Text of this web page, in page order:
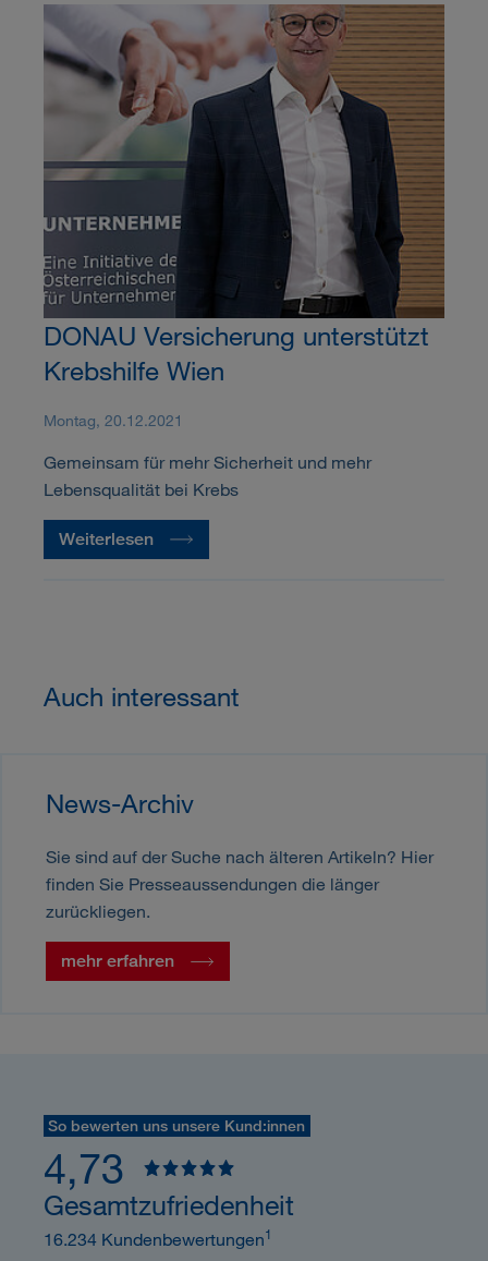
DONAU Versicherung unterstützt
Krebshilfe Wien
Montag, 20.12.2021
Gemeinsam für mehr Sicherheit und mehr
Lebensqualität bei Krebs
Weiterlesen
Auch interessant
News-Archiv
Sie sind auf der Suche nach älteren Artikeln? Hier
finden Sie Presseaussendungen die länger
zurückliegen.
mehr erfahren
So bewerten uns unsere Kund:innen
4,73
Gesamtzufriedenheit
16.234 Kundenbewertungen1